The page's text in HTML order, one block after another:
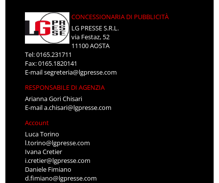
CONCESSIONARIA DI PUBBLICITÀ
LG PRESSE S.R.L.
via Festaz, 52
11100 AOSTA
Tel: 0165.231711
Fax: 0165.1820141
E-mailsegreteria@lgpresse.com
RESPONSABILE DI AGENZIA
Arianna Gori Chisari
E-maila.chisari@lgpresse.com
Account
Luca Torino
l.torino@lgpresse.com
Ivana Cretier
i.cretier@lgpresse.com
Daniele Fimiano
d.fimiano@lgpresse.com